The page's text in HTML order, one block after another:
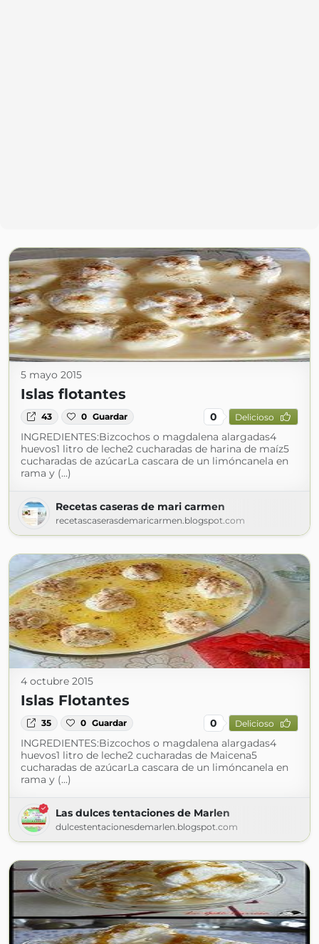
5 mayo 2015
Islas flotantes
43 0 Guardar 0 Delicioso
INGREDIENTES:Bizcochos o magdalena alargadas4
huevos1 litro de leche2 cucharadas de harina de maíz5
cucharadas de azúcarLa cascara de un limóncanela en
rama y (...)
Recetas caseras de mari carmen
recetascaserasdemaricarmen.blogspot.com
4 octubre 2015
Islas Flotantes
35 0 Guardar 0 Delicioso
INGREDIENTES:Bizcochos o magdalena alargadas4
huevos1 litro de leche2 cucharadas de Maicena5
cucharadas de azúcarLa cascara de un limóncanela en
rama y (...)
Las dulces tentaciones de Marlen
dulcestentacionesdemarlen.blogspot.com